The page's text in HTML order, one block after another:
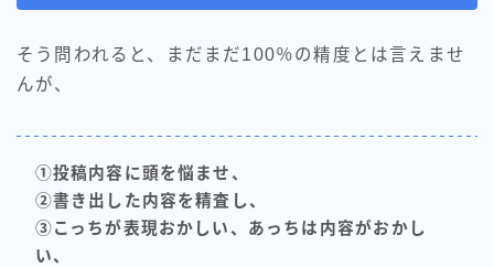
そう問われると、まだまだ100％の精度とは言えませ
んが、
①投稿内容に頭を悩ませ、
②書き出した内容を精査し、
③こっちが表現おかしい、あっちは内容がおかし
い、